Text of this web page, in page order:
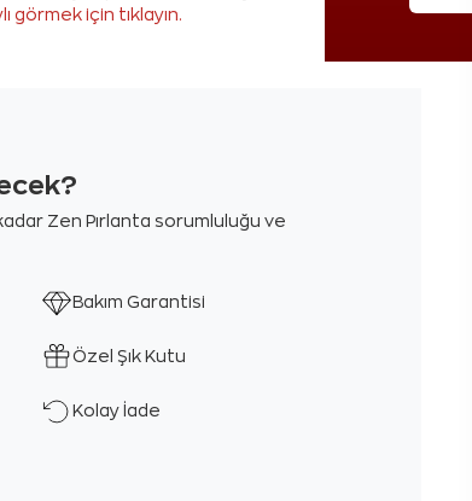
görmek için tıklayın.
Zen Pırlanta sorumluluğu ve
Bakım Garantisi
Özel Şık Kutu
Kolay İade